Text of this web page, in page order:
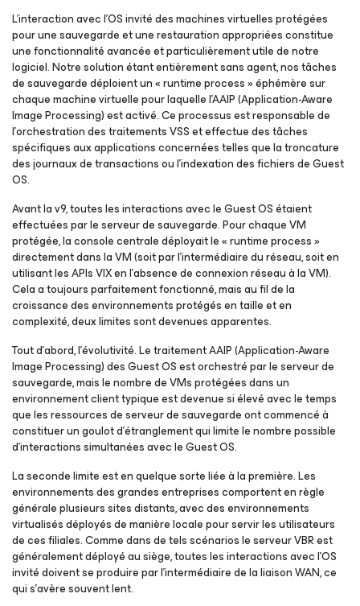
L’interaction avec l’OS invité des machines virtuelles protégées
pour une sauvegarde et une restauration appropriées constitue
une fonctionnalité avancée et particulièrement utile de notre
logiciel. Notre solution étant entièrement sans agent, nos tâches
de sauvegarde déploient un « runtime process » éphémère sur
chaque machine virtuelle pour laquelle l’AAIP (Application-Aware
Image Processing) est activé. Ce processus est responsable de
l’orchestration des traitements VSS et effectue des tâches
spécifiques aux applications concernées telles que la troncature
des journaux de transactions ou l’indexation des fichiers de Guest
OS.
Avant la v9, toutes les interactions avec le Guest OS étaient
effectuées par le serveur de sauvegarde. Pour chaque VM
protégée, la console centrale déployait le « runtime process »
directement dans la VM (soit par l’intermédiaire du réseau, soit en
utilisant les APIs VIX en l’absence de connexion réseau à la VM).
Cela a toujours parfaitement fonctionné, mais au fil de la
croissance des environnements protégés en taille et en
complexité, deux limites sont devenues apparentes.
Tout d’abord, l’évolutivité. Le traitement AAIP (Application-Aware
Image Processing) des Guest OS est orchestré par le serveur de
sauvegarde, mais le nombre de VMs protégées dans un
environnement client typique est devenue si élevé avec le temps
que les ressources de serveur de sauvegarde ont commencé à
constituer un goulot d’étranglement qui limite le nombre possible
d’interactions simultanées avec le Guest OS.
La seconde limite est en quelque sorte liée à la première. Les
environnements des grandes entreprises comportent en règle
générale plusieurs sites distants, avec des environnements
virtualisés déployés de manière locale pour servir les utilisateurs
de ces filiales. Comme dans de tels scénarios le serveur VBR est
généralement déployé au siège, toutes les interactions avec l’OS
invité doivent se produire par l’intermédiaire de la liaison WAN, ce
qui s’avère souvent lent.